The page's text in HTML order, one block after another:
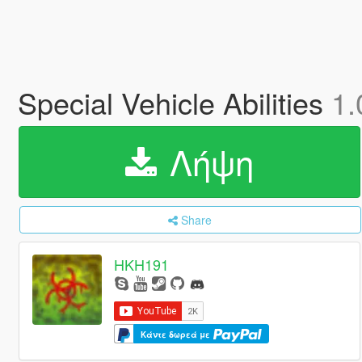
Special Vehicle Abilities
Λήψη
Share
HKH191
Κάντε δωρεά με